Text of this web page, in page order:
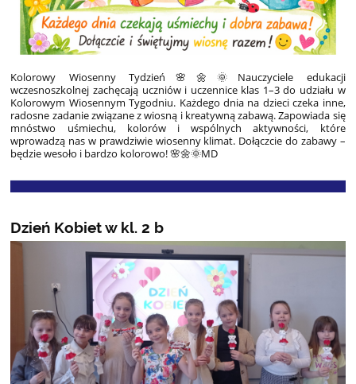
Kolorowy Wiosenny Tydzień 🌸🌼🌞Nauczyciele edukacji
wczesnoszkolnej zachęcają uczniów i uczennice klas 1–3 do udziału w
Kolorowym Wiosennym Tygodniu. Każdego dnia na dzieci czeka inne,
radosne zadanie związane z wiosną i kreatywną zabawą. Zapowiada się
mnóstwo uśmiechu, kolorów i wspólnych aktywności, które
wprowadzą nas w prawdziwie wiosenny klimat. Dołączcie do zabawy –
będzie wesoło i bardzo kolorowo! 🌸🌼🌞MD
Dzień Kobiet w kl. 2 b